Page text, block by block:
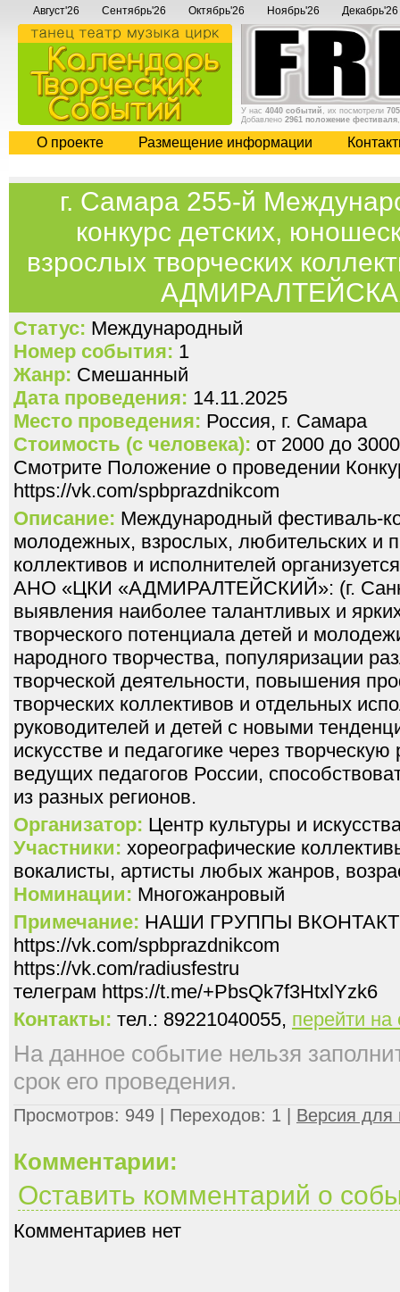
Август'26 Сентябрь'26 Октябрь'26 Ноябрь'26 Декабрь'26
У нас 4040 событий , их посмотрели
Добавлено 2961 положение фестиваля
О проекте Размещение информации
г. Самара 255-й
конкурс детских,
взрослых творческих
Статус: Международный
Номер события: 1
Жанр: Смешанный
Дата проведения: 14.11.2025
Место проведения: Россия, г. Самара
Стоимость (с человека): от 2000 до
Смотрите Положение о проведении
https://vk.com/spbprazdnikcom
Описание: Международный фестиваль-
молодежных, взрослых, любительских и
коллективов и исполнителей
АНО «ЦКИ «АДМИРАЛТЕЙСКИЙ»: (г.
выявления наиболее талантливых и
творческого потенциала детей и
народного творчества, популяризации
творческой деятельности, повышения
творческих коллективов и отдельных
руководителей и детей с новыми
искусстве и педагогике через
ведущих педагогов России,
из разных регионов.
Организатор: Центр культуры и
Участники: хореографические
вокалисты, артисты любых жанров,
Номинации: Многожанровый
Примечание: НАШИ ГРУППЫ
https://vk.com/spbprazdnikcom
https://vk.com/radiusfestru
телеграм https://t.me/+PbsQk7f3HtxlYzk6
Контакты: тел.: 89221040055, перейти на
На данное событие нельзя
срок его проведения.
Просмотров: 949 | Переходов: 1 | Версия для
Комментарии:
Оставить комментарий о
Комментариев нет